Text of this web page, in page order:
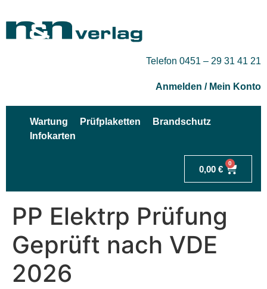
Telefon 0451 – 29 31 41 21
Anmelden / Mein Konto
Wartung Prüfplaketten
Brandschutz
Infokarten
0,00 €
0
PP Elektrp Prüfung
Geprüft nach VDE
2026